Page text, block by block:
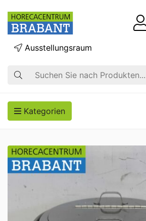
Suche
Ausstellungsraum
Kategorien